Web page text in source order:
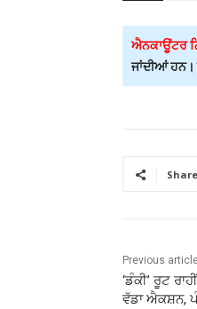
ਐਨਕਾਊਂਟਰ
ਜਾਂਦੀਆਂ
Share
Previous
‘ਡੰਕੀ’ ਰੂਟ
ਵੱਡਾ ਐਕਸ਼ਨ,